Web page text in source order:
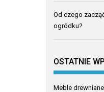
Od czego
ogródku?
OSTATNIE
Meble